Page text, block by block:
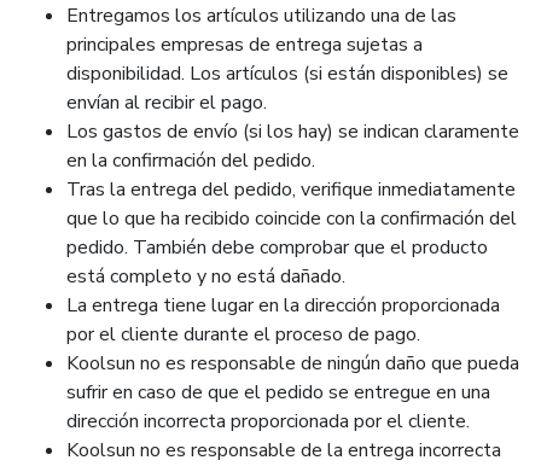
Entregamos los artículos utilizando una de las
principales empresas de entrega sujetas a
disponibilidad. Los artículos (si están disponibles) se
envían al recibir el pago.
Los gastos de envío (si los hay) se indican claramente
en la confirmación del pedido.
Tras la entrega del pedido, verifique inmediatamente
que lo que ha recibido coincide con la confirmación del
pedido. También debe comprobar que el producto
está completo y no está dañado.
La entrega tiene lugar en la dirección proporcionada
por el cliente durante el proceso de pago.
Koolsun no es responsable de ningún daño que pueda
sufrir en caso de que el pedido se entregue en una
dirección incorrecta proporcionada por el cliente.
Koolsun no es responsable de la entrega incorrecta